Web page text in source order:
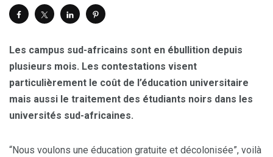
Les campus sud-africains sont en ébullition depuis
plusieurs mois. Les contestations visent
particulièrement le coût de l’éducation universitaire
mais aussi le traitement des étudiants noirs dans les
universités sud-africaines.
“Nous voulons une éducation gratuite et décolonisée”, voilà